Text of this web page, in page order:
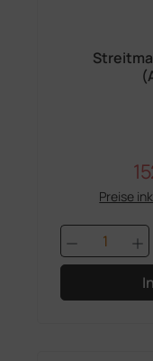
Preise
Produkt